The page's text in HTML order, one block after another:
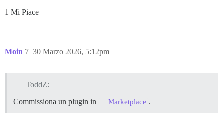
1 Mi Piace
Moin 30 Marzo 2026, 5:12pm
7
ToddZ:
Commissiona un plugin in
Marketplace .